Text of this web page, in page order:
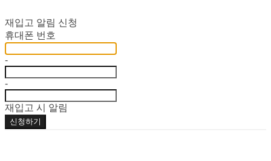
재입고 알림 신청
휴대폰 번호
-
-
재입고 시 알림
신청하기